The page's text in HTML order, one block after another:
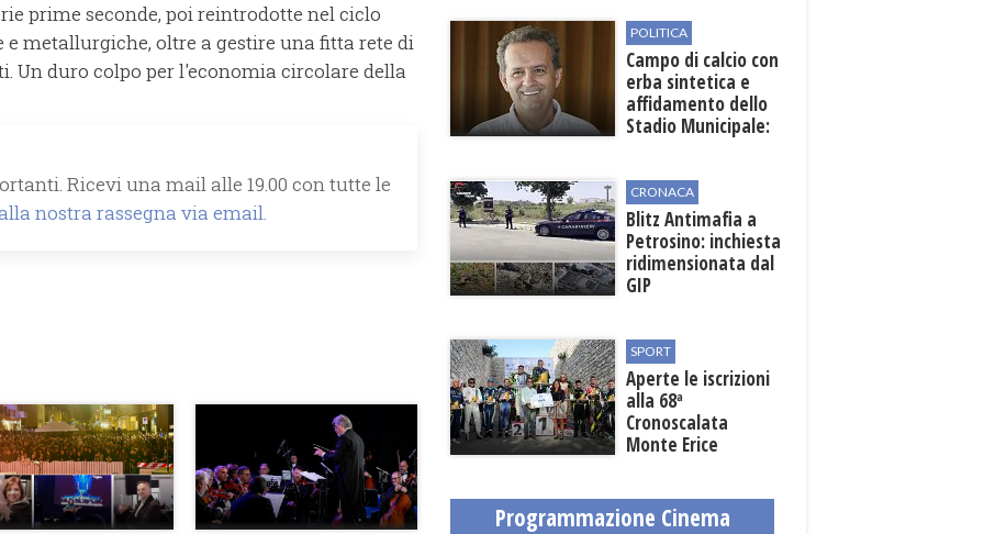
prime seconde, poi reintrodotte nel ciclo
metallurgiche, oltre a gestire una fitta rete di
Un duro colpo per l'economia circolare della
Ricevi una mail alle 19.00 con tutte le
nostra rassegna via email.
manifestazione
POLITICA
Campo di calcio con
erba sintetica e
affidamento dello
Stadio Municipale:
CRONACA
Blitz Antimafia a
Petrosino: inchiesta
ridimensionata dal
GIP
SPORT
Aperte le iscrizioni
alla 68ª
Cronoscalata
Monte Erice
Programmazione Cinema